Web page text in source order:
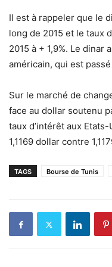
Il est à rappeler que le
long de 2015 et le taux
2015 à + 1,9%. Le dinar
américain, qui est
Sur le marché de
face au dollar soutenu
taux d’intérêt aux
1,1169 dollar contre
TAGS Bourse de Tunis